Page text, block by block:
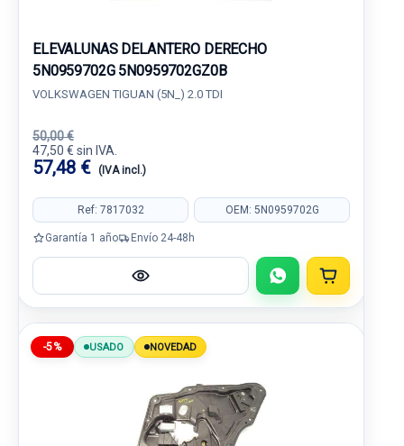
ELEVALUNAS DELANTERO DERECHO
5N0959702G 5N0959702GZ0B
VOLKSWAGEN TIGUAN (5N_) 2.0 TDI
50,00 €
47,50 € sin IVA.
57,48 € (IVA incl.)
Ref: 7817032 OEM: 5N0959702G
Garantía 1 año Envío 24-48h
-5% USADO NOVEDAD